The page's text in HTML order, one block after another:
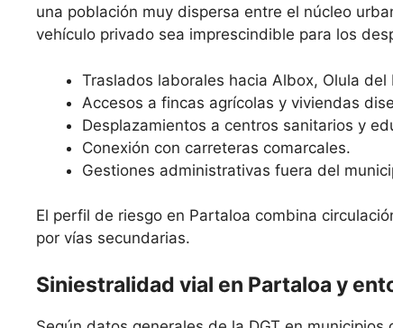
una población muy dispersa entre el núcleo
vehículo privado sea imprescindible para los
Traslados laborales hacia Albox, Olula del
Accesos a fincas agrícolas y viviendas
Desplazamientos a centros sanitarios y
Conexión con carreteras comarcales.
Gestiones administrativas fuera del
El perfil de riesgo en Partaloa combina
por vías secundarias.
Siniestralidad vial en Partaloa y